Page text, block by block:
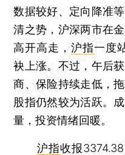
数据较好、定向降准
清之势，沪深两市在
高开高走， 沪指一度
袂上涨。不过，午后
商、保险持续走低，
股指仍然较为活跃。
量，投资情绪回暖。
沪指收报3374.38